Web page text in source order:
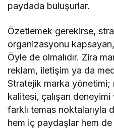
paydada buluşurlar.
Özetlemek gerekirse,
organizasyonu
Öyle de olmalıdır. Zira
reklam, iletişim ya da
Stratejik marka yönetimi;
kalitesi, çalışan
farklı temas noktalarıyla
hem iç paydaşlar hem